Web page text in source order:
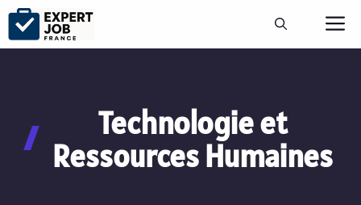
Aller
contenu
Technologie et
Ressources Humaines